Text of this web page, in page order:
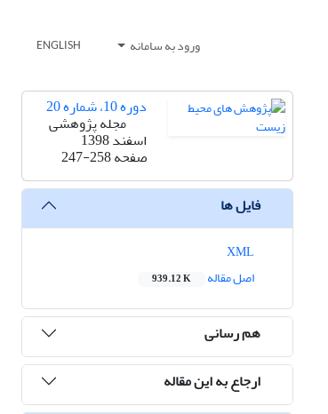
ورود به سامانه ENGLISH
دوره 10، شماره 20
مجله پژوهشی
اسفند 1398
صفحه247-258
فایل ها
اصل مقاله
939.12 K
هم رسانی
ارجاع به این مقاله